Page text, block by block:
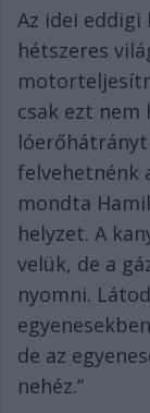
Az idei
hétszeres
csak ezt nem
felvehetnénk
mondta
helyzet. A
velük, de a
nyomni.
de az
nehéz.”